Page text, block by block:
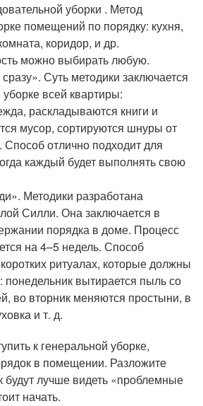
уборки . Метод
помещений по порядку: кухня,
коридор, и др.
можно выбирать любую.
Суть методики заключается
всей квартиры:
раскладываются книги и
мусор, сортируются шнуры от
Способ отлично подходит для
каждый будет выполнять свою
Методики разработана
Силли. Она заключается в
порядка в доме. Процесс
на 4–5 недель. Способ
ритуалах, которые должны
понедельник вытирается пыль со
во вторник меняются простыни, в
и т. д.
к генеральной уборке,
в помещении. Разложите
лучше видеть «проблемные
начать.